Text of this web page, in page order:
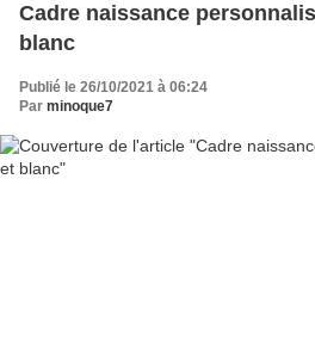
Cadre naissance
blanc
Publié le 26/10/2021 à 06:24
Par minoque7